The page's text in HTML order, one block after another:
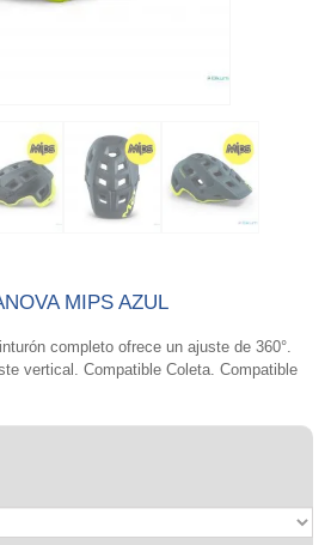
MIPS AZUL
completo ofrece un ajuste de 360°.
vertical. Compatible Coleta. Compatible